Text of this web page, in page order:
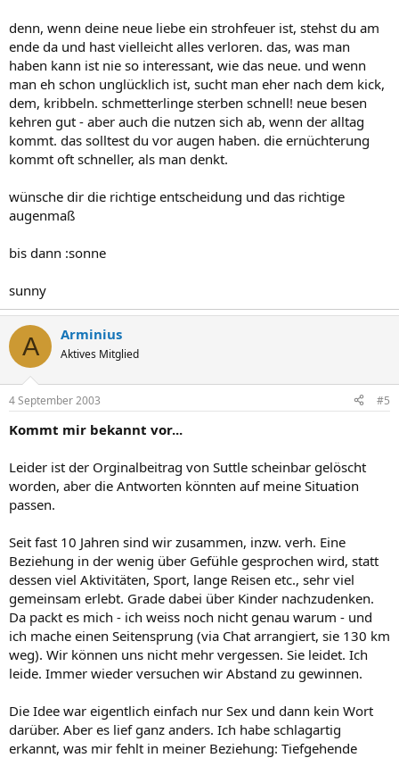
denn, wenn deine neue liebe ein strohfeuer ist, stehst du am
ende da und hast vielleicht alles verloren. das, was man
haben kann ist nie so interessant, wie das neue. und wenn
man eh schon unglücklich ist, sucht man eher nach dem kick,
dem, kribbeln. schmetterlinge sterben schnell! neue besen
kehren gut - aber auch die nutzen sich ab, wenn der alltag
kommt. das solltest du vor augen haben. die ernüchterung
kommt oft schneller, als man denkt.
wünsche dir die richtige entscheidung und das richtige
augenmaß
bis dann :sonne
sunny
A Arminius
Aktives Mitglied
4 September 2003 #5
Kommt mir bekannt vor...
Leider ist der Orginalbeitrag von Suttle scheinbar gelöscht
worden, aber die Antworten könnten auf meine Situation
passen.
Seit fast 10 Jahren sind wir zusammen, inzw. verh. Eine
Beziehung in der wenig über Gefühle gesprochen wird, statt
dessen viel Aktivitäten, Sport, lange Reisen etc., sehr viel
gemeinsam erlebt. Grade dabei über Kinder nachzudenken.
Da packt es mich - ich weiss noch nicht genau warum - und
ich mache einen Seitensprung (via Chat arrangiert, sie 130 km
weg). Wir können uns nicht mehr vergessen. Sie leidet. Ich
leide. Immer wieder versuchen wir Abstand zu gewinnen.
Die Idee war eigentlich einfach nur Sex und dann kein Wort
darüber. Aber es lief ganz anders. Ich habe schlagartig
erkannt, was mir fehlt in meiner Beziehung: Tiefgehende